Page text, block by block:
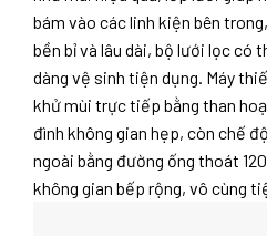
bám vào các linh kiện bên
bền bỉ và lâu dài, bộ lưới lọc có
dàng vệ sinh tiện dụng. Máy
khử mùi trực tiếp bằng than
đình không gian hẹp, còn chế
ngoài bằng đường ống thoát
không gian bếp rộng, vô cùng